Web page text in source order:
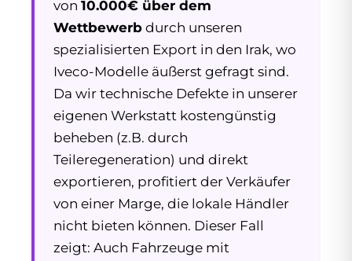
von 10.000€ über dem
Wettbewerb durch unseren
spezialisierten Export in den Irak, wo
Iveco-Modelle äußerst gefragt sind.
Da wir technische Defekte in unserer
eigenen Werkstatt kostengünstig
beheben (z.B. durch
Teileregeneration) und direkt
exportieren, profitiert der Verkäufer
von einer Marge, die lokale Händler
nicht bieten können. Dieser Fall
zeigt: Auch Fahrzeuge mit